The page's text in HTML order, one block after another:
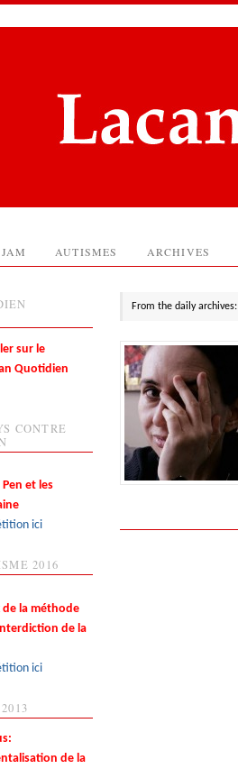
JAM AUTISMES ARCHIVES
From the daily archives:
sur le
Quotidien
CONTRE
et les
ici
2016
de la méthode
de la
ici
de la